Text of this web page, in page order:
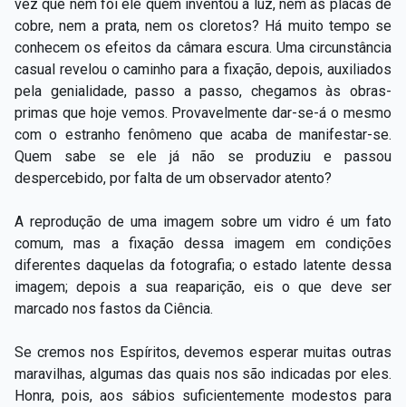
vez que nem foi ele quem inventou a luz, nem as placas de
cobre, nem a prata, nem os cloretos? Há muito tempo se
conhecem os efeitos da câmara escura. Uma circunstância
casual revelou o caminho para a fixação, depois, auxiliados
pela genialidade, passo a passo, chegamos às obras-
primas que hoje vemos. Provavelmente dar-se-á o mesmo
com o estranho fenômeno que acaba de manifestar-se.
Quem sabe se ele já não se produziu e passou
despercebido, por falta de um observador atento?
A reprodução de uma imagem sobre um vidro é um fato
comum, mas a fixação dessa imagem em condições
diferentes daquelas da fotografia; o estado latente dessa
imagem; depois a sua reaparição, eis o que deve ser
marcado nos fastos da Ciência.
Se cremos nos Espíritos, devemos esperar muitas outras
maravilhas, algumas das quais nos são indicadas por eles.
Honra, pois, aos sábios suficientemente modestos para